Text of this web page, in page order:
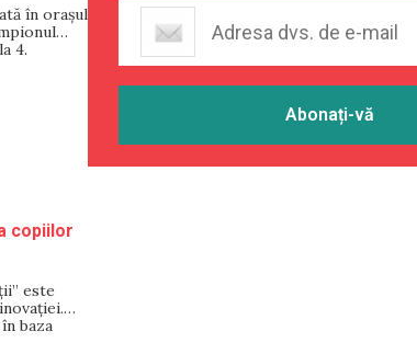
în orașul
4.
Dan
copiilor
este
baza